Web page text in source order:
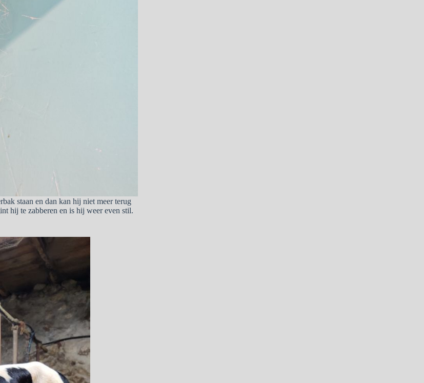
staan en dan kan hij niet meer terug
hij te zabberen en is hij weer even stil.